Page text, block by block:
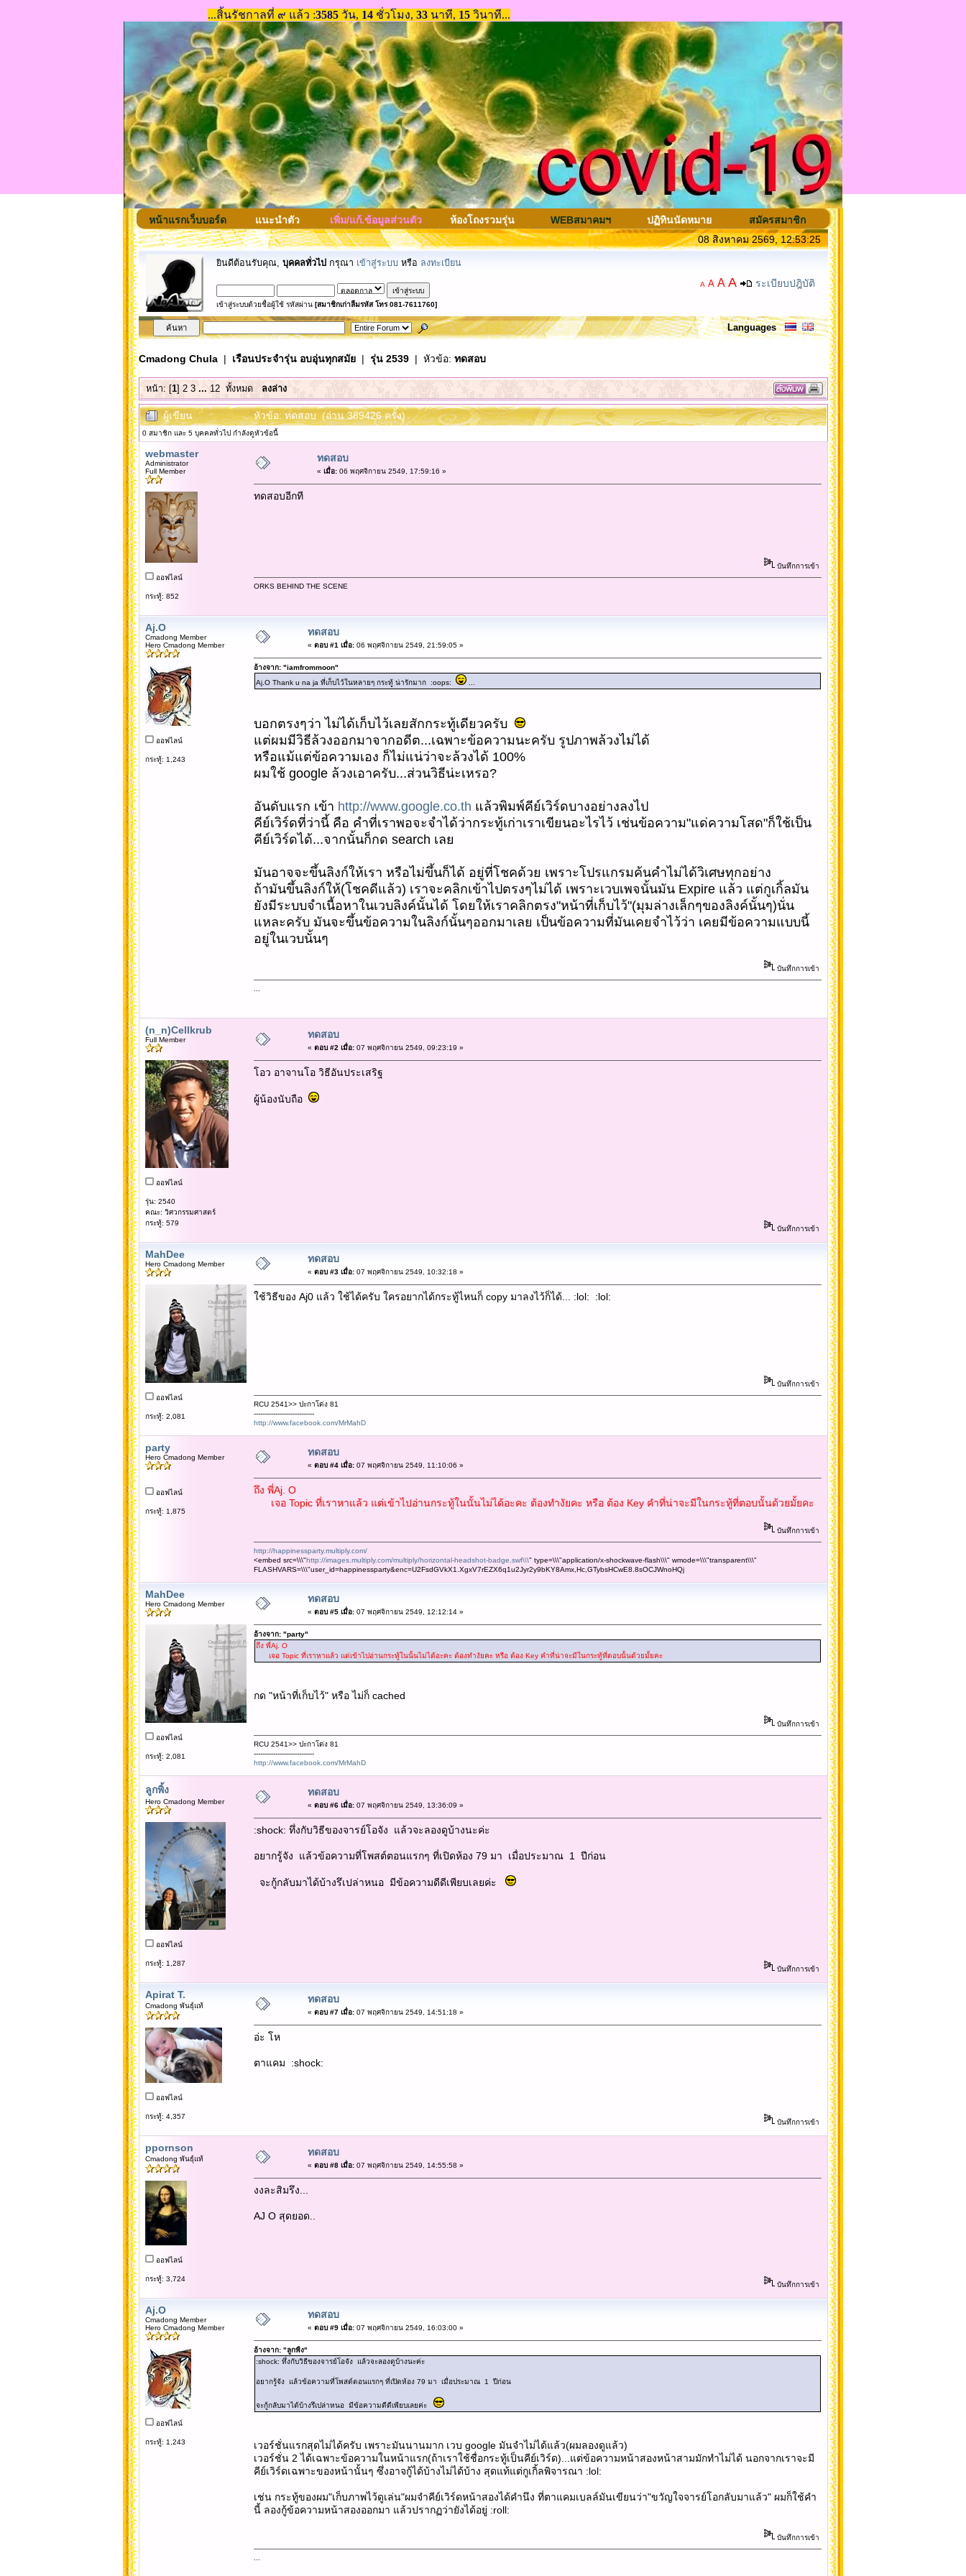
หน้าแรกเว็บบอร์ด แนะนำตัว เพิ่ม/แก้.ข้อมูลส่วนตัว ห้องโถงรวมรุ่น WEBสมาคมฯ ปฏิทินนัดหมาย
สมัครสมาชิก
08 สิงหาคม 2569, 12:53:25
ยินดีต้อนรับคุณ, บุคคลทั่วไป กรุณา เข้าสู่ระบบ หรือ ลงทะเบียน
เข้าสู่ระบบด้วยชื่อผู้ใช้ รหัสผ่าน [สมาชิกเก่าลืมรหัส โทร 081-7611760]
A A A A ระเบียบปฎิบัติ
Languages
Cmadong Chula| เรือนประจำรุ่น อบอุ่นทุกสมัย| รุ่น 2539| หัวข้อ: ทดสอบ
หน้า: [1]2 3 ...12 ทั้งหมด ลงล่าง
ผู้เขียน หัวข้อ: ทดสอบ (อ่าน 389426 ครั้ง)
0 สมาชิก และ 5 บุคคลทั่วไป กำลังดูหัวข้อนี้
webmaster
Administrator
Full Member
ออฟไลน์
กระทู้: 852
ทดสอบ
« เมื่อ:06 พฤศจิกายน 2549, 17:59:16 »
ทดสอบอีกที
บันทึกการเข้า
ORKS BEHIND THE SCENE
Aj.O
Cmadong Member
Hero Cmadong Member
ออฟไลน์
กระทู้: 1,243
ทดสอบ
« ตอบ #1 เมื่อ:06 พฤศจิกายน 2549, 21:59:05 »
อ้างจาก: "iamfrommoon"
Aj.O Thank u na ja ที่เก็บไว้ในหลายๆ กระทู้ น่ารักมาก :oops:
...
บอกตรงๆว่า ไม่ได้เก็บไว้เลยสักกระทู้เดียวครับ
แต่ผมมีวิธีล้วงออกมาจากอดีต...เฉพาะข้อความนะครับ รูปภาพล้วงไม่ได้
หรือแม้แต่ข้อความเอง ก็ไม่แน่ว่าจะล้วงได้ 100%
ผมใช้ google ล้วงเอาครับ...ส่วนวิธีน่ะเหรอ?
อันดับแรก เข้า http://www.google.co.th แล้วพิมพ์คีย์เวิร์ดบางอย่างลงไป
คีย์เวิร์ดที่ว่านี้ คือ คำที่เราพอจะจำได้ว่ากระทู้เก่าเราเขียนอะไรไว้ เช่นข้อความ"แด่ความโสด"ก็ใช้เป็น
คีย์เวิร์ดได้...จากนั้นก็กด search เลย
มันอาจจะขึ้นลิงก์ให้เรา หรือไม่ขึ้นก็ได้ อยู่ที่โชคด้วย เพราะโปรแกรมค้นคำไม่ได้วิเศษทุกอย่าง
ถ้ามันขึ้นลิงก์ให้(โชคดีแล้ว) เราจะคลิกเข้าไปตรงๆไม่ได้ เพราะเวบเพจนั้นมัน Expire แล้ว แต่กูเกิ้ลมัน
ยังมีระบบจำเนื้อหาในเวบลิงค์นั้นได้ โดยให้เราคลิกตรง"หน้าที่เก็บไว้"(มุมล่างเล็กๆของลิงค์นั้นๆ)นั่น
แหละครับ มันจะขึ้นข้อความในลิงก์นั้นๆออกมาเลย เป็นข้อความที่มันเคยจำไว้ว่า เคยมีข้อความแบบนี้
อยู่ในเวบนั้นๆ
บันทึกการเข้า
(n_n)Cellkrub
Full Member
ออฟไลน์
รุ่น: 2540
คณะ: วิศวกรรมศาสตร์
กระทู้: 579
ทดสอบ
« ตอบ #2 เมื่อ:07 พฤศจิกายน 2549, 09:23:19 »
โอว อาจานโอ วิธีอันประเสริฐ
ผู้น้องนับถือ
บันทึกการเข้า
MahDee
Hero Cmadong Member
ออฟไลน์
กระทู้: 2,081
ทดสอบ
« ตอบ #3 เมื่อ:07 พฤศจิกายน 2549, 10:32:18 »
ใช้วิธีของ Aj0 แล้ว ใช้ได้ครับ ใครอยากได้กระทู้ไหนก็ copy มาลงไว้ก็ได้... :lol: :lol:
บันทึกการเข้า
RCU 2541>> ปะกาโด่ง 81
----------------------------
http://www.facebook.com/MrMahD
party
Hero Cmadong Member
ออฟไลน์
กระทู้: 1,875
ทดสอบ
« ตอบ #4 เมื่อ:07 พฤศจิกายน 2549, 11:10:06 »
ถึง พี่Aj. O
เจอ Topic ที่เราหาแล้ว แต่เข้าไปอ่านกระทู้ในนั้นไม่ได้อะคะ ต้องทำงัยคะ หรือ ต้อง Key คำที่น่าจะมีในกระทู้ที่ตอบนั้นด้วยมั้ยคะ
บันทึกการเข้า
http://happinessparty.multiply.com/
<embed src=\\\"http://images.multiply.com/multiply/horizontal-headshot-badge.swf\\\" type=\\\"application/x-shockwave-flash\\\" wmode=\\\"transparent\\\"
FLASHVARS=\\\"user_id=happinessparty&enc=U2FsdGVkX1.XgxV7rEZX6q1u2Jyr2y9bKY8Amx,Hc,GTybsHCwE8.8sOCJWnoHQj
MahDee
Hero Cmadong Member
ออฟไลน์
กระทู้: 2,081
ทดสอบ
« ตอบ #5 เมื่อ:07 พฤศจิกายน 2549, 12:12:14 »
อ้างจาก: "party"
ถึง พี่Aj. O
เจอ Topic ที่เราหาแล้ว แต่เข้าไปอ่านกระทู้ในนั้นไม่ได้อะคะ ต้องทำงัยคะ หรือ ต้อง Key คำที่น่าจะมีในกระทู้ที่ตอบนั้นด้วยมั้ยคะ
กด "หน้าที่เก็บไว้" หรือ ไม่ก็ cached
บันทึกการเข้า
RCU 2541>> ปะกาโด่ง 81
----------------------------
http://www.facebook.com/MrMahD
ลูกพิ้ง
Hero Cmadong Member
ออฟไลน์
กระทู้: 1,287
ทดสอบ
« ตอบ #6 เมื่อ:07 พฤศจิกายน 2549, 13:36:09 »
:shock: ทึ่งกับวิธีของจารย์โอจัง แล้วจะลองดูบ้างนะค่ะ
อยากรู้จัง แล้วข้อความที่โพสต์ตอนแรกๆ ที่เปิดห้อง 79 มา เมื่อประมาณ 1 ปีก่อน
จะกู้กลับมาได้บ้างรึเปล่าหนอ มีข้อความดีดีเพียบเลยค่ะ
บันทึกการเข้า
Apirat T.
Cmadong พันธุ์แท้
ออฟไลน์
กระทู้: 4,357
ทดสอบ
« ตอบ #7 เมื่อ:07 พฤศจิกายน 2549, 14:51:18 »
อ่ะ โห
ตาแคม :shock:
บันทึกการเข้า
ppornson
Cmadong พันธุ์แท้
ออฟไลน์
กระทู้: 3,724
ทดสอบ
« ตอบ #8 เมื่อ:07 พฤศจิกายน 2549, 14:55:58 »
งงละสิมรึง...
AJ O สุดยอด..
บันทึกการเข้า
Aj.O
Cmadong Member
Hero Cmadong Member
ออฟไลน์
กระทู้: 1,243
ทดสอบ
« ตอบ #9 เมื่อ:07 พฤศจิกายน 2549, 16:03:00 »
อ้างจาก: "ลูกพิ้ง"
:shock: ทึ่งกับวิธีของจารย์โอจัง แล้วจะลองดูบ้างนะค่ะ
อยากรู้จัง แล้วข้อความที่โพสต์ตอนแรกๆ ที่เปิดห้อง 79 มา เมื่อประมาณ 1 ปีก่อน
จะกู้กลับมาได้บ้างรึเปล่าหนอ มีข้อความดีดีเพียบเลยค่ะ
เวอร์ชั่นแรกสุดไม่ได้ครับ เพราะมันนานมาก เวบ google มันจำไม่ได้แล้ว(ผมลองดูแล้ว)
เวอร์ชั่น 2 ได้เฉพาะข้อความในหน้าแรก(ถ้าเราใช้ชื่อกระทู้เป็นคีย์เวิร์ด)...แต่ข้อความหน้าสองหน้าสามมักทำไม่ได้ นอกจากเราจะมี
คีย์เวิร์ดเฉพาะของหน้านั้นๆ ซึ่งอาจกู้ได้บ้างไม่ได้บ้าง สุดแท้แต่กูเกิ้ลพิจารณา :lol:
เช่น กระทู้ของผม"เก็บภาพไว้ดูเล่น"ผมจำคีย์เวิร์ดหน้าสองได้คำนึง ที่ตาแคมเบลล์มันเขียนว่า"ขวัญใจจารย์โอกลับมาแล้ว" ผมก็ใช้คำ
นี้ ลองกู้ข้อความหน้าสองออกมา แล้วปรากฏว่ายังได้อยู่ :roll:
บันทึกการเข้า